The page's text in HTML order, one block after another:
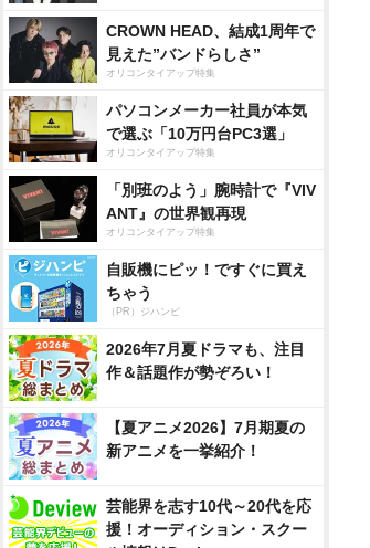
CROWN HEAD、結成1周年で
見えた”バンドらしさ”
オリコンタイアップ特集
パソコンメーカー社員が本気
で選ぶ「10万円台PC3選」
オリコンタイアップ特集
「別班のよう」腕時計で『VIV
ANT』の世界観再現
オリコンタイアップ特集
自販機にピッ！ですぐに買え
ちゃう
（PR）ジハンピ
2026年7月夏ドラマも、注目
作＆話題作が勢ぞろい！
【夏アニメ2026】7月期夏の
新アニメを一挙紹介！
芸能界を志す10代～20代を応
援！オーディション・スクー